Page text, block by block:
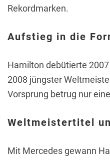
Rekordmarken.
Aufstieg in die
Hamilton debütierte
2008 jüngster
Vorsprung betrug nur
Weltmeistertitel
Mit Mercedes gewann